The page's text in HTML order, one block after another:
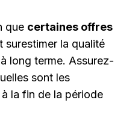
que certaines offres
surestimer la qualité
long terme. Assurez-
sont les
la fin de la période